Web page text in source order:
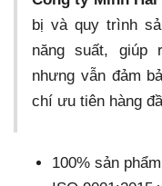
bị và quy trình
năng suất, giúp
nhưng vẫn đảm
chí ưu tiên hàng
100% sản